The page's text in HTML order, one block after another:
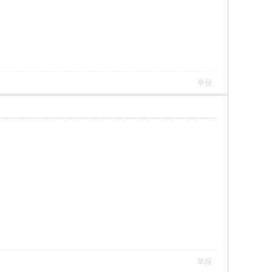
举报
举报